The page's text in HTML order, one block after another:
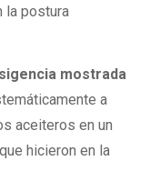
la postura
mostrada
a
aceiteros en un
hicieron en la